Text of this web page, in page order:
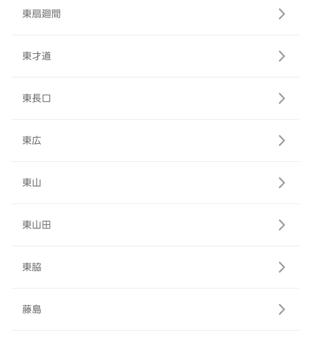
東扇廻間
東才道
東長口
東広
東山
東山田
東脇
藤島